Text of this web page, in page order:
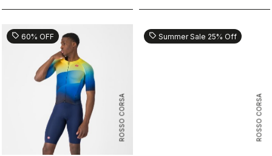
ROSSO CORSA
sell 60% OFF
ROSSO CORSA
sell Summer Sale 25% Off